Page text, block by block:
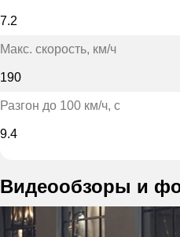
7.2
Макс. скорость, км/ч
190
Разгон до 100 км/ч, с
9.4
Видеообзоры и